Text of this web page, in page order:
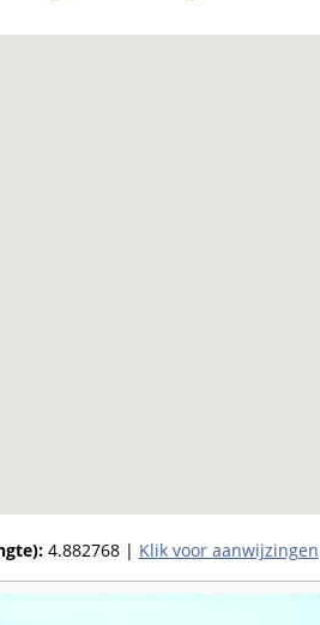
4.882768| Klik voor aanwijzingen